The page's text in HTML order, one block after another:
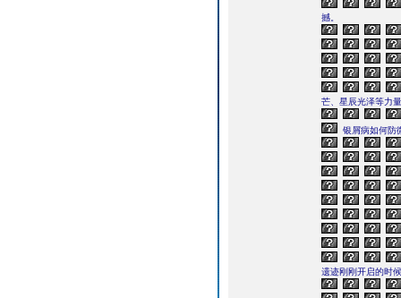
撼。
芒、星辰光泽等力
银屑病如何防
遗迹刚刚开启的时